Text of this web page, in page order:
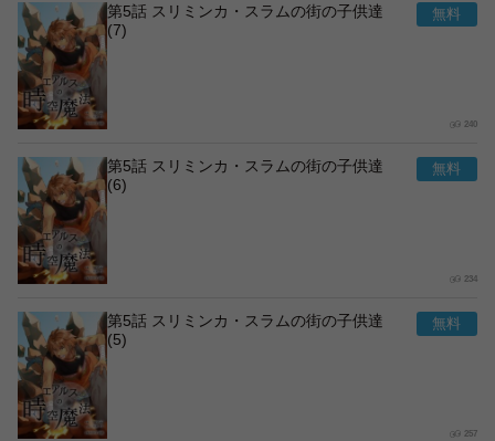
第5話 スリミンカ・スラムの街の子供達
(7)
240
第5話 スリミンカ・スラムの街の子供達
(6)
234
第5話 スリミンカ・スラムの街の子供達
(5)
257